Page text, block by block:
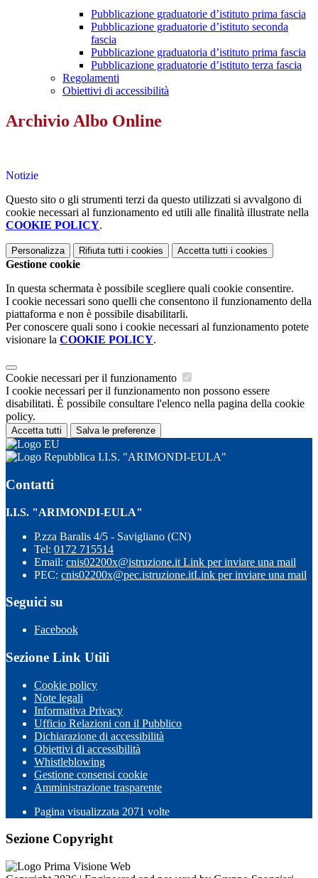
Pubblicazione graduatorie d’istituto prima fascia
Pubblicazione graduatorie d’istituto seconda
fascia
Pubblicazione graduatoria d’istituto prima fascia
Pubblicazione graduatorie d’istituto terza fascia
Regolamenti
Obiettivi di accessibilità
Archivio Albo Online
Notizie
Questo sito o gli strumenti terzi da questo utilizzati si avvalgono di
cookie necessari al funzionamento ed utili alle finalità illustrate nella
COOKIE POLICY.
Personalizza Rifiuta tutti i cookies Accetta tutti i cookies
Gestione cookie
In questa schermata è possibile scegliere quali cookie consentire.
I cookie necessari sono quelli che consentono il funzionamento della
piattaforma e non è possibile disabilitarli.
Per conoscere quali sono i cookie necessari al funzionamento potete
visionare la COOKIE POLICY.
Cookie necessari per il funzionamento
I cookie necessari per il funzionamento non possono essere
disabilitati. È possibile consultare l'elenco nella pagina della cookie
policy.
Accetta tutti Salva le preferenze
I.I.S. "ARIMONDI-EULA"
Contatti
I.I.S. "ARIMONDI-EULA"
P.zza Baralis 4/5 - Savigliano (CN)
Tel: 0172 715514
Email: cnis02200x@istruzione.it Link per inviare una mail
PEC: cnis02200x@pec.istruzione.itLink per inviare una mail
Seguici su
Facebook
Sezione Link Utili
Cookie policy
Note legali
Informativa Privacy
Ufficio Relazioni con il Pubblico
Dichiarazione di accessibilità
Obiettivi di accessibilità
Whistleblowing
Gestione consensi cookie
Amministrazione trasparente
Pagina visualizzata 2071 volte
Sezione Copyright